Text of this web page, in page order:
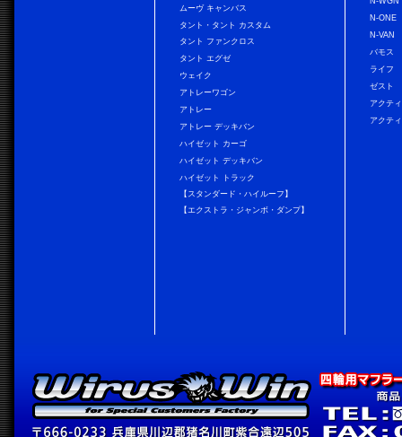
ムーヴ キャンバス
タント・タント カスタム
タント ファンクロス
タント エグゼ
ウェイク
アトレーワゴン
アトレー
アトレー デッキバン
ハイゼット カーゴ
ハイゼット デッキバン
ハイゼット トラック
【スタンダード・ハイルーフ】
【エクストラ・ジャンボ・ダンプ】
N-ONE
N-VAN
バモス
ライフ
ゼスト
アクテ
アクテ